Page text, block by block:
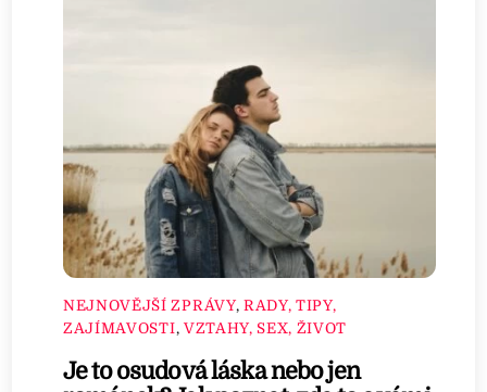
NEJNOVĚJŠÍ ZPRÁVY, RADY, TIPY,
ZAJÍMAVOSTI, VZTAHY, SEX, ŽIVOT
Je to osudová láska nebo jen